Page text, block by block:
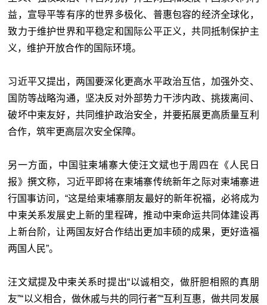
益，宣导平等有序的世界多极化、普惠包容的经济全球化，
致力于维护世界和平稳定和国际公平正义，共同抵制保护主
义，维护开放合作的国际环境。
习近平又提出，两国要深化更高水平政治互信，加强外交、
国防等战略沟通，坚决反对外部势力干涉内政、挑拨离间、
破坏中柬友好，共同维护政治安全，并要拓展更高质量互利
合作，筑牢更高层次安全保障。
另一方面，中国驻柬埔寨大使汪文斌也于周四在《人民日
报》撰文称，习近平即将在柬埔寨传统新年之际对柬埔寨进
行国事访问，“这是给柬埔寨朋友最好的新年祝福，必将成为
中柬关系发展史上新的里程碑，推动中柬命运共同体建设再
上新台阶，让两国友好合作结出更加丰硕的成果，更好造福
两国人民”。
汪文斌提及中柬关系时提出“以诚相交，做肝胆相照的真朋
友”“以义相合，做休戚与共的同行者”“互利互惠，做共同发展